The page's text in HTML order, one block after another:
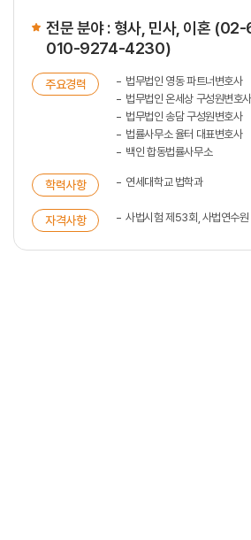
전문 분야 : 형사, 민사, 이혼
010-9274-4230)
주요경력
법무법인 영동 파트너변호사
법무법인 온세상 구성원변호사
법무법인 송담 구성원변호사
법률사무소 율터 대표변호사
백인 합동법률사무소
학력사항 연세대학교 법학과
자격사항 사법시험 제53회, 사법연수